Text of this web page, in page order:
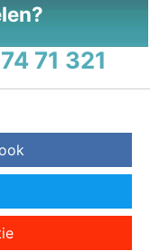
71 321